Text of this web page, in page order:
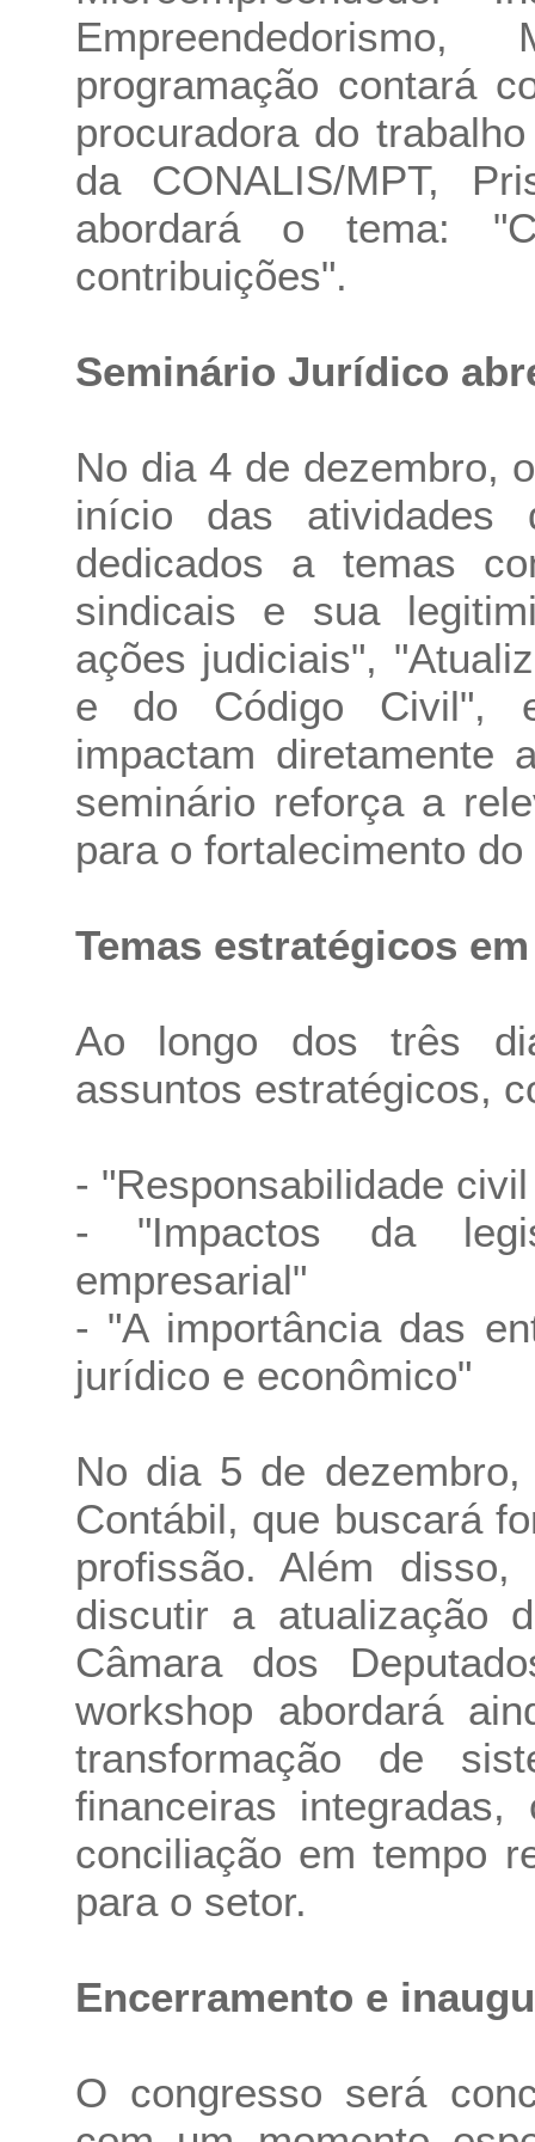
programação contará
procuradora do
da CONALIS/MPT,
abordará o tema:
contribuições".
Seminário Jurídico
No dia 4 de dezembro,
início das atividades
dedicados a temas
sindicais e sua
ações judiciais",
e do Código Civil",
impactam diretamente
seminário reforça a
para o fortalecimento
Temas estratégicos
Ao longo dos três
assuntos estratégicos,
- "Responsabilidade
- "Impactos da
empresarial"
- "A importância das
jurídico e econômico"
No dia 5 de
Contábil, que buscará
profissão. Além
discutir a atualização
Câmara dos
workshop abordará
transformação de
financeiras
conciliação em tempo
para o setor.
Encerramento e
O congresso será